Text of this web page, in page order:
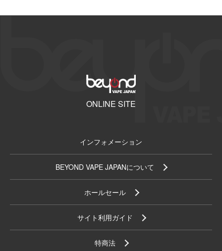
ONLINE SITE
インフォメーション
BEYOND VAPE JAPANについて
ホールセール
サイト利用ガイド
特商法